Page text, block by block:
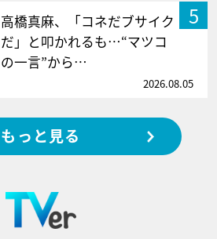
5
高橋真麻、「コネだブサイク
だ」と叩かれるも…“マツコ
の一言”から…
2026.08.05
もっと見る